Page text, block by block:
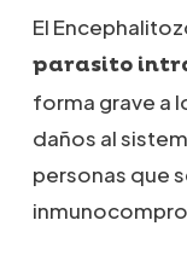
El
parasito
forma grave a
daños al
personas que